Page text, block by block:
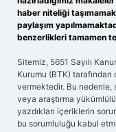
haber niteliği
paylaşım
benzerlikleri tamamen
Sitemiz, 5651 Sayılı
Kurumu (BTK) tarafından
vermektedir. Bu
veya araştırma
yazdıkları içeriklerin
bu sorumluluğu kabul